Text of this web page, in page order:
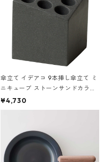
傘立て イデアコ 9本挿し傘立て ミ
ニキューブ ストーンサンドカラー
石調 ideaco Umbrella Stand CUB
E ストーンサンドブラック
¥4,730